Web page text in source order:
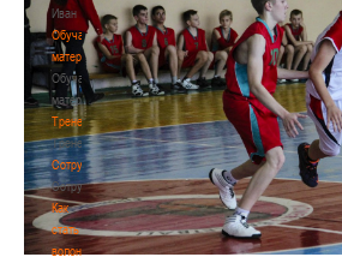
Иван
Обучающие
материалы
Обучающие
материалы
Тренерам
Тренерам
Сотрудничество
Сотрудничество
Как
стать
волонтером